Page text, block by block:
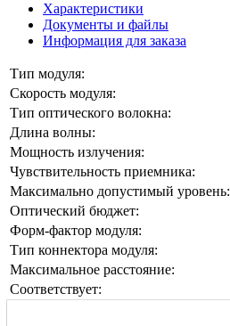
Характеристики
Документы и файлы
Информация для заказа
Тип модуля:
Скорость модуля:
Тип оптического волокна:
Длина волны:
Мощность излучения:
Чувствительность приемника:
Максимально допустимый уровень:
Оптический бюджет:
Форм-фактор модуля:
Тип коннектора модуля:
Максимальное расстояние:
Соответствует: